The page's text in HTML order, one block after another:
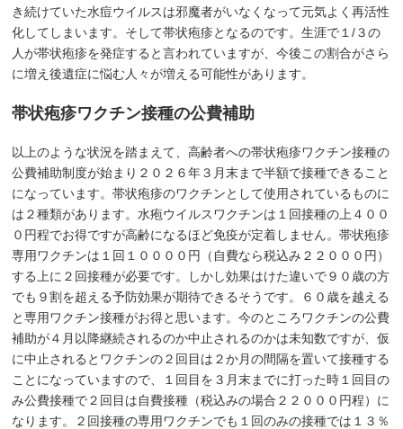
き続けていた水痘ウイルスは邪魔者がいなくなって元気よく再活性
化してしまいます。そして帯状疱疹となるのです。生涯で１/３の
人が帯状疱疹を発症すると言われていますが、今後この割合がさら
に増え後遺症に悩む人々が増える可能性があります。
帯状疱疹ワクチン接種の公費補助
以上のような状況を踏まえて、高齢者への帯状疱疹ワクチン接種の
公費補助制度が始まり２０２６年３月末まで半額で接種できること
になっています。帯状疱疹のワクチンとして使用されているものに
は２種類があります。水疱ウイルスワクチンは１回接種の上４００
０円程でお得ですが高齢になるほど免疫が定着しません。帯状疱疹
専用ワクチンは１回１００００円（自費なら税込み２２０００円）
する上に２回接種が必要です。しかし効果はけた違いで９０歳の方
でも９割を超える予防効果が期待できるそうです。６０歳を越える
と専用ワクチン接種がお得と思います。今のところワクチンの公費
補助が４月以降継続されるのか中止されるのかは未知数ですが、仮
に中止されるとワクチンの２回目は２か月の間隔を置いて接種する
ことになっていますので、１回目を３月末までに打った時１回目の
み公費接種で２回目は自費接種（税込みの場合２２０００円程）に
なります。２回接種の専用ワクチンでも１回のみの接種では１３％